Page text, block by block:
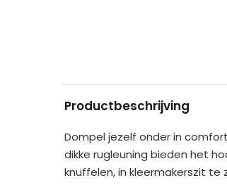
Productbeschrijving
Dompel jezelf onder in
dikke rugleuning bieden het
knuffelen, in kleermakerszit